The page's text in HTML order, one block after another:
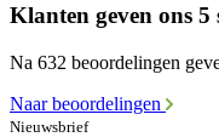
Klanten geven ons 5
Na 632 beoordelingen
Naar beoordelingen
Nieuwsbrief